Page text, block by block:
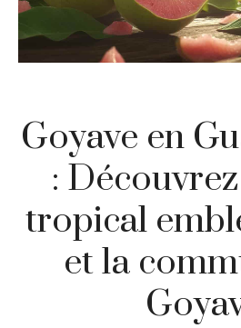
Goyave en
:
tropical
et la